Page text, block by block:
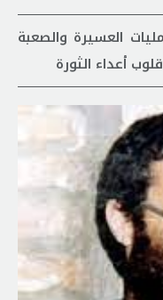
العسيرة والصعبة
أعداء الثورة